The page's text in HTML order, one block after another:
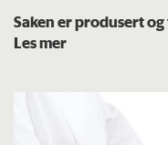
Saken er produsert
Les mer